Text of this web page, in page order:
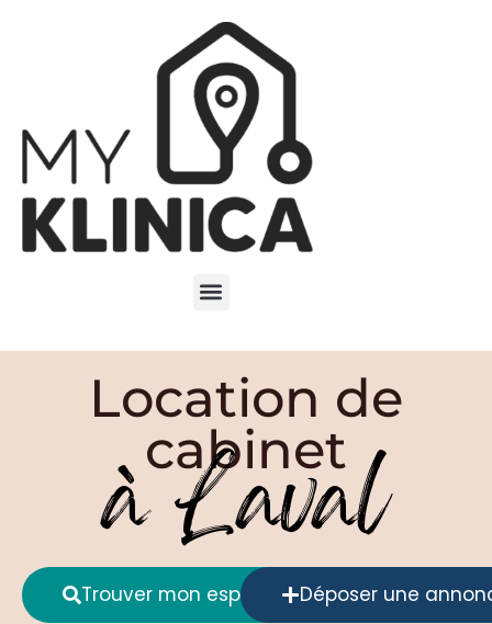
Location de
cabinet
à Laval
Trouver mon espace Déposer une